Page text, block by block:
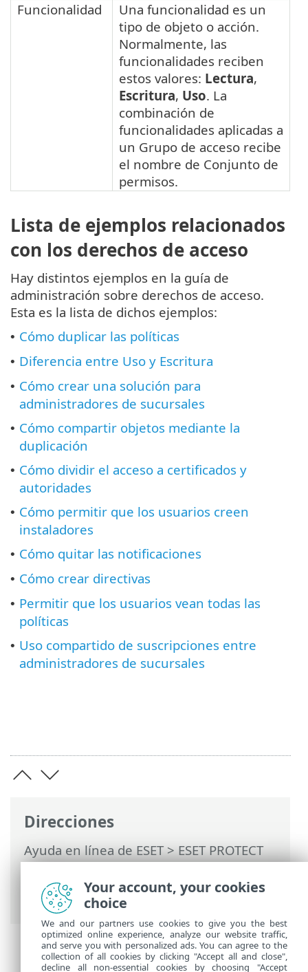
Direcciones
Ayuda en línea de ESET>ESET PROTECT
On-Prem>Utilización de ESET PROTECT
On-Prem
>ESET PROTECT On-Prem Menú
principal
> Más > Derechos de acceso
Funcionalidad
Una funcionalidad es un
tipo de objeto o acción.
Normalmente, las
funcionalidades reciben
estos valores: Lectura,
Escritura, Uso. La
combinación de
funcionalidades aplicadas a
un Grupo de acceso recibe
el nombre de Conjunto de
permisos.
Lista de ejemplos relacionados
con los derechos de acceso
Hay distintos ejemplos en la guía de
administración sobre derechos de acceso.
Esta es la lista de dichos ejemplos:
• Cómo duplicar las políticas
• Diferencia entre Uso y Escritura
• Cómo crear una solución para
administradores de sucursales
• Cómo compartir objetos mediante la
duplicación
• Cómo dividir el acceso a certificados y
autoridades
• Cómo permitir que los usuarios creen
instaladores
• Cómo quitar las notificaciones
• Cómo crear directivas
• Permitir que los usuarios vean todas las
políticas
• Uso compartido de suscripciones entre
administradores de sucursales
Your account, your cookies
choice
We and our partners use cookies to give you the best
optimized online experience, analyze our website traffic,
and serve you with personalized ads. You can agree to the
collection of all cookies by clicking "Accept all and close",
decline all non-essential cookies by choosing "Accept